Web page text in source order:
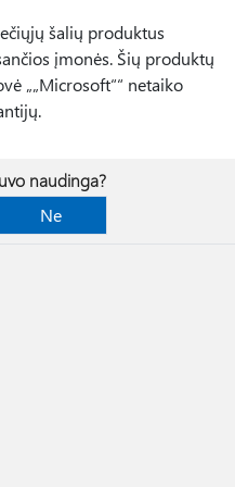
šalių produktus
įmonės. Šių produktų
„„Microsoft““ netaiko
naudinga?
Ne